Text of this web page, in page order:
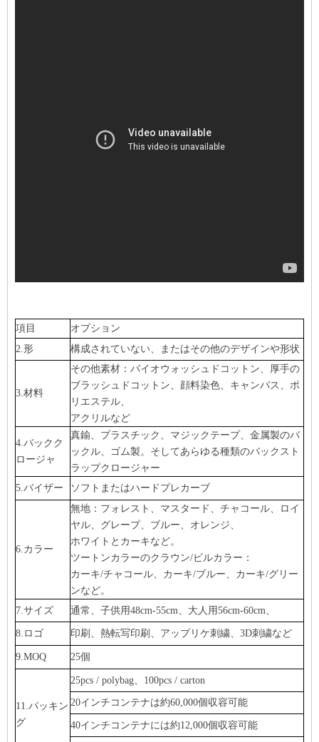
項目
オプション
2.形
構成されていない、またはその他のデザインや形状
3.材料
その他素材：バイオウォッシュドコットン、厚手の
ブラッシュドコットン、顔料染色、キャンバス、ポ
リエステル、
アクリルなど
4.バックク
ロージャ
真鍮、プラスチック、マジックテープ、金属製のバ
ックル、ゴム製。そしてあらゆる種類のバックスト
ラップクロージャー
5.バイザー
ソフトまたはハードプレカーブ
6.カラー
無地：フォレスト、マスタード、チャコール、ロイ
ヤル、グレープ、ブルー、オレンジ、
ホワイトとカーキなど。
ツートンカラーのクラウン/ビルカラー：
カーキ/チャコール、カーキ/ブルー、カーキ/グリー
ンなど。
7.サイズ
通常、子供用48cm-55cm、大人用56cm-60cm、
8.ロゴ 印刷、熱転写印刷、アップリケ刺繍、3D刺繍など
9.MOQ 25個
11.パッキン
グ
25pcs / polybag、100pcs / carton
20インチコンテナは約60,000個収容可能
40インチコンテナには約12,000個収容可能